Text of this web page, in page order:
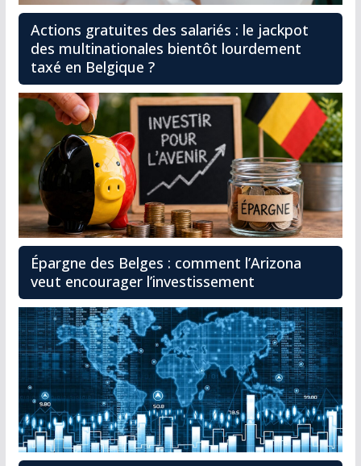
Actions gratuites des salariés : le jackpot
des multinationales bientôt lourdement
taxé en Belgique ?
Épargne des Belges : comment l’Arizona
veut encourager l’investissement